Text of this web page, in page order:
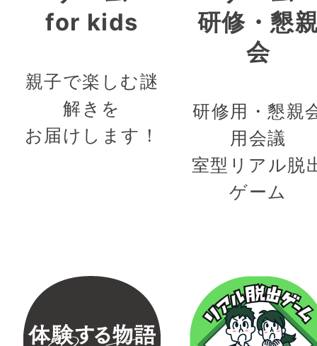
for kids
親子で楽しむ謎
解きを
お届けします！
研修・懇
会
研修用・懇親
用会議
室型リアル脱
ゲーム